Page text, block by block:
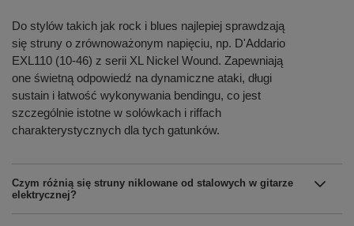
Do stylów takich jak rock i blues najlepiej sprawdzają
się struny o zrównoważonym napięciu, np. D'Addario
EXL110 (10-46) z serii XL Nickel Wound. Zapewniają
one świetną odpowiedź na dynamiczne ataki, długi
sustain i łatwość wykonywania bendingu, co jest
szczególnie istotne w solówkach i riffach
charakterystycznych dla tych gatunków.
Czym różnią się struny niklowane od stalowych w gitarze
elektrycznej?